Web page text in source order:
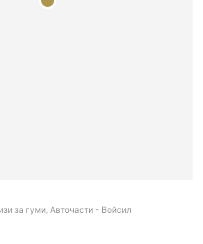
за гуми, Авточасти - Войсил